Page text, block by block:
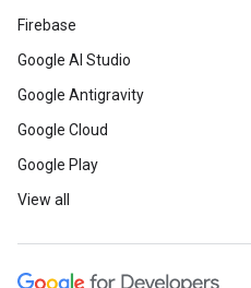
Firebase
Google AI Studio
Google Antigravity
Google Cloud
Google Play
View all